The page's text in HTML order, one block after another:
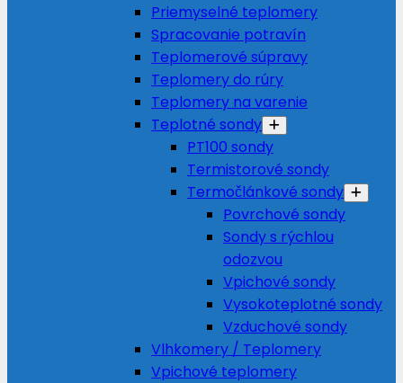
Priemyselné teplomery
Spracovanie potravín
Teplomerové súpravy
Teplomery do rúry
Teplomery na varenie
Teplotné sondy
PT100 sondy
Termistorové sondy
Termočlánkové sondy
Povrchové sondy
Sondy s rýchlou
odozvou
Vpichové sondy
Vysokoteplotné sondy
Vzduchové sondy
Vlhkomery / Teplomery
Vpichové teplomery